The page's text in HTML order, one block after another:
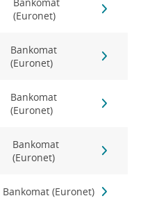
(Euronet)
Bankomat
(Euronet)
Bankomat
(Euronet)
Bankomat
(Euronet)
Bankomat (Euronet)